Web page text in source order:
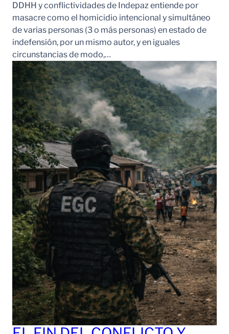
DDHH y conflictividades de Indepaz entiende por
masacre como el homicidio intencional y simultáneo
de varias personas (3 o más personas) en estado de
indefensión, por un mismo autor, y en iguales
circunstancias de modo,…